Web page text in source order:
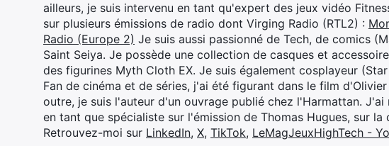
ailleurs, je suis intervenu en tant qu'expert des jeux vidéo
sur plusieurs émissions de radio dont Virging Radio (RTL2) :
Radio (Europe 2) Je suis aussi passionné de Tech, de comics
Saint Seiya. Je possède une collection de casques et
des figurines Myth Cloth EX. Je suis également cosplayeur
Fan de cinéma et de séries, j'ai été figurant dans le film d'Olivier
outre, je suis l'auteur d'un ouvrage publié chez l'Harmattan.
en tant que spécialiste sur l'émission de Thomas Hugues, sur la
Retrouvez-moi sur LinkedIn, X, TikTok, LeMagJeuxHighTech -